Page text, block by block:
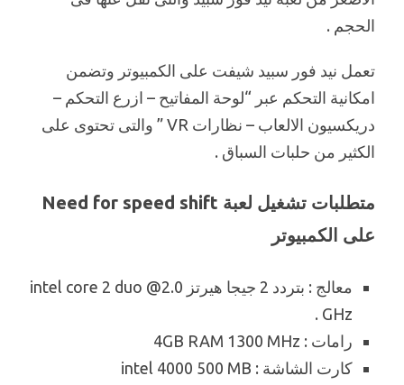
الحجم .
تعمل نيد فور سبيد شيفت على الكمبيوتر وتضمن
امكانية التحكم عبر “لوحة المفاتيح – ازرع التحكم –
دريكسيون الالعاب – نظارات VR ” والتى تحتوى على
الكثير من حلبات السباق .
متطلبات تشغيل لعبة Need for speed shift
على الكمبيوتر
معالج : بتردد 2 جيجا هيرتز intel core 2 duo @2.0
GHz .
رامات : 4GB RAM 1300 MHz
كارت الشاشة : intel 4000 500 MB